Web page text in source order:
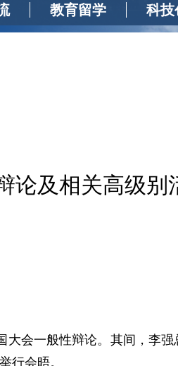
教育留学 科技
论及相关高级别
大会一般性辩论。其间，李
行会晤。